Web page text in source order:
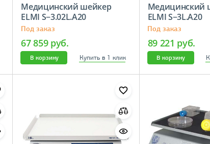
Медицинский шейкер
ELMI S−3.02L.A20
Под заказ
67 859 руб.
В корзину Купить в 1 клик
Медицинский
ELMI S−3L.A20
Под заказ
89 221 руб.
В корзину